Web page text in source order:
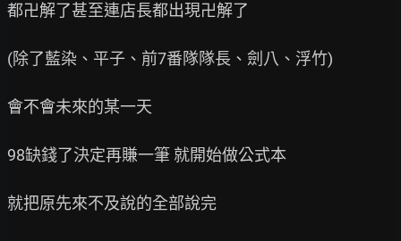
都卍解了甚至連店長都出現卍解了
(除了藍染、平子、前7番隊隊長、劍八、浮竹)
會不會未來的某一天
98缺錢了決定再賺一筆 就開始做公式本
就把原先來不及說的全部說完